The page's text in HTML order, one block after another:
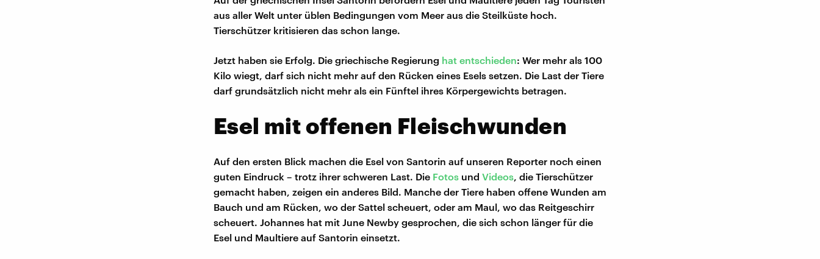
aus aller Welt unter üblen Bedingungen vom Meer aus die Steilküste hoch.
Tierschützer kritisieren das schon lange.
Jetzt haben sie Erfolg. Die griechische Regierung hat entschieden: Wer mehr als 100
Kilo wiegt, darf sich nicht mehr auf den Rücken eines Esels setzen. Die Last der Tiere
darf grundsätzlich nicht mehr als ein Fünftel ihres Körpergewichts betragen.
Esel mit offenen Fleischwunden
Auf den ersten Blick machen die Esel von Santorin auf unseren Reporter noch einen
guten Eindruck – trotz ihrer schweren Last. Die Fotos und Videos, die Tierschützer
gemacht haben, zeigen ein anderes Bild. Manche der Tiere haben offene Wunden am
Bauch und am Rücken, wo der Sattel scheuert, oder am Maul, wo das Reitgeschirr
scheuert. Johannes hat mit June Newby gesprochen, die sich schon länger für die
Esel und Maultiere auf Santorin einsetzt.